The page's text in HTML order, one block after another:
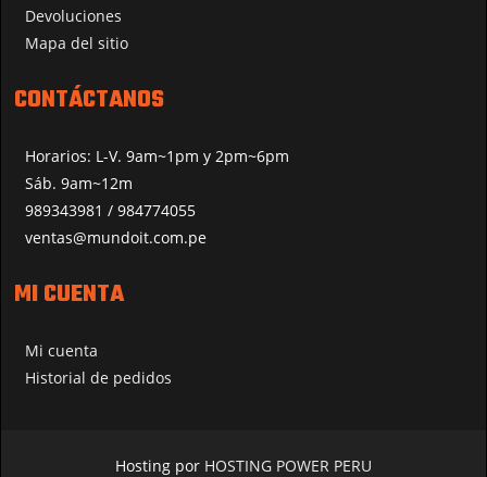
Devoluciones
Mapa del sitio
CONTÁCTANOS
Horarios: L-V. 9am~1pm y 2pm~6pm
Sáb. 9am~12m
989343981 / 984774055
ventas@mundoit.com.pe
MI CUENTA
Mi cuenta
Historial de pedidos
Hosting por HOSTING POWER PERU